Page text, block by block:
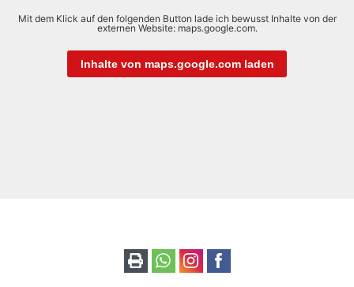
Mit dem Klick auf den folgenden Button lade ich bewusst Inhalte von der
externen Website: maps.google.com.
Inhalte von maps.google.com laden